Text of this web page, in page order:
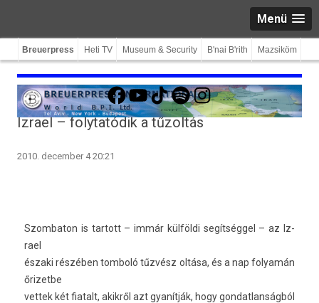
Menü
Breuerpress Heti TV Museum & Security B'nai B'rith Mazsiköm
Facebook
YouTube
TikTokSpotifyInstagram
Izrael – folytatódik a tűzoltás
2010. december 4 20:21
Szom­baton is tar­tott – immár külföldi segítséggel – az Iz­
rael
északi részében tom­boló tűzvész oltása, és a nap folyamán
őrizet­be
vet­tek két fiatalt, akikről azt gyanítják, hogy gon­datlan­ságból